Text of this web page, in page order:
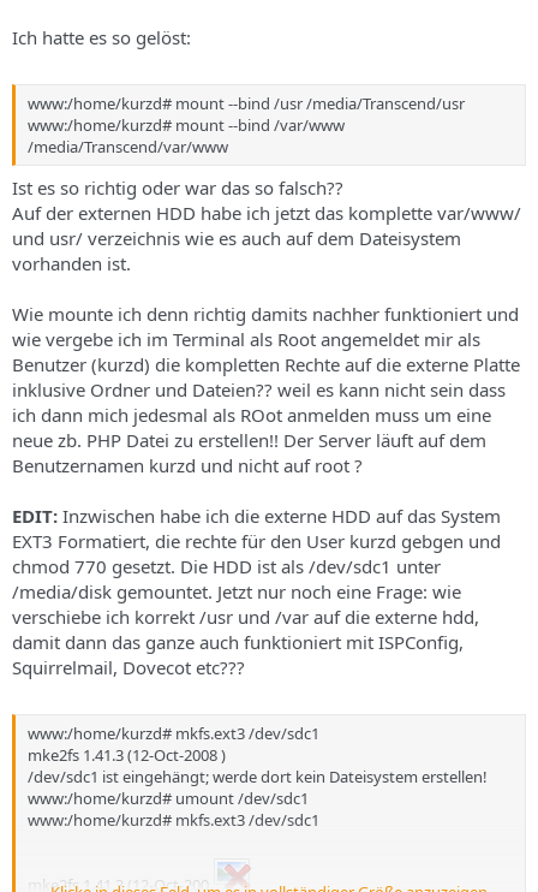
Ich hatte es so gelöst:
www:/home/kurzd# mount --bind /usr /media/Transcend/usr
www:/home/kurzd# mount --bind /var/www
/media/Transcend/var/www
Ist es so richtig oder war das so falsch??
Auf der externen HDD habe ich jetzt das komplette var/www/
und usr/ verzeichnis wie es auch auf dem Dateisystem
vorhanden ist.
Wie mounte ich denn richtig damits nachher funktioniert und
wie vergebe ich im Terminal als Root angemeldet mir als
Benutzer (kurzd) die kompletten Rechte auf die externe Platte
inklusive Ordner und Dateien?? weil es kann nicht sein dass
ich dann mich jedesmal als ROot anmelden muss um eine
neue zb. PHP Datei zu erstellen!! Der Server läuft auf dem
Benutzernamen kurzd und nicht auf root ?
EDIT: Inzwischen habe ich die externe HDD auf das System
EXT3 Formatiert, die rechte für den User kurzd gebgen und
chmod 770 gesetzt. Die HDD ist als /dev/sdc1 unter
/media/disk gemountet. Jetzt nur noch eine Frage: wie
verschiebe ich korrekt /usr und /var auf die externe hdd,
damit dann das ganze auch funktioniert mit ISPConfig,
Squirrelmail, Dovecot etc???
www:/home/kurzd# mkfs.ext3 /dev/sdc1
mke2fs 1.41.3 (12-Oct-2008 )
/dev/sdc1 ist eingehängt; werde dort kein Dateisystem erstellen!
www:/home/kurzd# umount /dev/sdc1
www:/home/kurzd# mkfs.ext3 /dev/sdc1
mke2fs 1.41.3 (12-Oct-200